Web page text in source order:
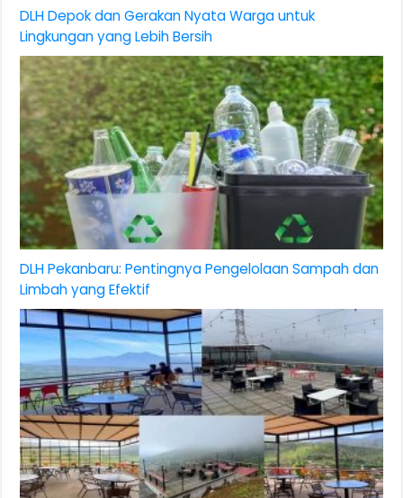
DLH Depok dan Gerakan Nyata Warga untuk
Lingkungan yang Lebih Bersih
DLH Pekanbaru: Pentingnya Pengelolaan Sampah dan
Limbah yang Efektif